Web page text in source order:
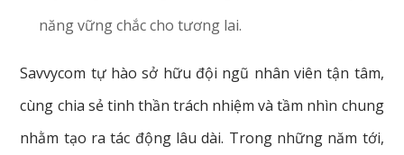
năng vững chắc cho tương lai.
Savvycom tự hào sở hữu đội ngũ nhân viên tận tâm,
cùng chia sẻ tinh thần trách nhiệm và tầm nhìn chung
nhằm tạo ra tác động lâu dài. Trong những năm tới,